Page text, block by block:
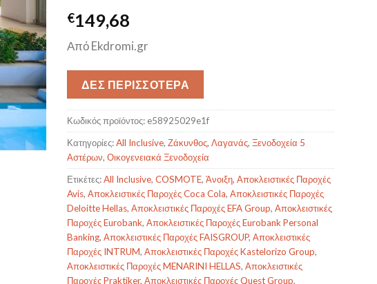
€149,68
Από Ekdromi.gr
ΔΕΣ ΠΕΡΙΣΣΟΤΕΡΑ
Κωδικός προϊόντος: e58925029e1f
Κατηγορίες:All Inclusive,Ζάκυνθος,Λαγανάς,Ξενοδοχεία 5
Αστέρων,Οικογενειακά Ξενοδοχεία
Ετικέτες:All Inclusive,COSMOTE,Άνοιξη,Αποκλειστικές Παροχές
Avis,Αποκλειστικές Παροχές Coca Cola,Αποκλειστικές Παροχές
Deloitte Hellas,Αποκλειστικές Παροχές EFA Group,Αποκλειστικές
Παροχές Eurobank,Αποκλειστικές Παροχές Eurobank Personal
Banking,Αποκλειστικές Παροχές FAISGROUP,Αποκλειστικές
Παροχές INTRUM,Αποκλειστικές Παροχές Kastelorizo Group,
Αποκλειστικές Παροχές MENARINI HELLAS,Αποκλειστικές
Παροχές Praktiker,Αποκλειστικές Παροχές Quest Group,